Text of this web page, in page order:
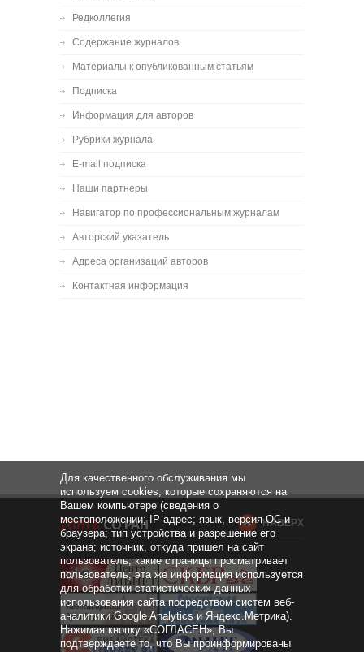
Редколлегия
Содержание журналов
Материалы к опубликованным статьям
Подписка
Информация для авторов
Рубрики журнала
E-mail подписка
Наши партнеры
Навигатор по профессиональным журналам
Авторский указатель
Адреса организаций авторов
Контактная информация
НАВЕРХ
Для качественного обслуживания мы
используем cookies, которые сохраняются на
Вашем компьютере (сведения о
местоположении; IP-адрес; язык, версия ОС и
браузера; тип устройства и разрешение его
экрана; источник, откуда пришел на сайт
пользователь; какие страницы просматривает
пользователь; эта же информация используется
для обработки статистических данных
использования сайта посредством систем веб-
аналитики Google Analytics и Яндекс.Метрика).
Нажимая кнопку «СОГЛАСЕН», Вы
подтверждаете то, что Вы проинформированы